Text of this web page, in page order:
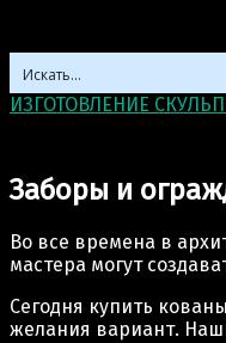
ИЗГОТОВЛЕНИЕ
Заборы и
Во все времена в
мастера могут
Сегодня купить
желания вариант.